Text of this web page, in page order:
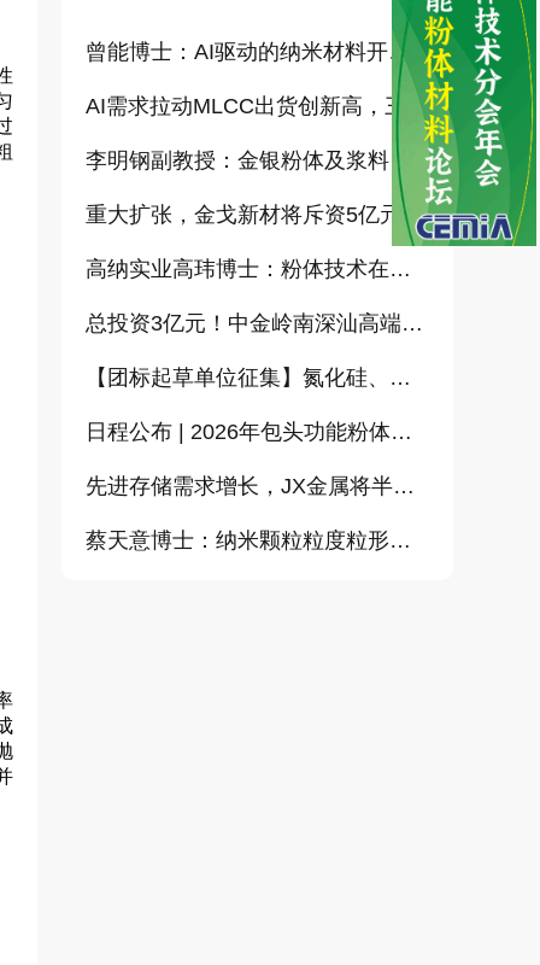
曾能博士：AI驱动的纳米材料开发新范式技术研究及基地建设（报告）
AI需求拉动MLCC出货创新高，三星、太阳诱电相继涨价
李明钢副教授：金银粉体及浆料增值化路径探讨（报告）
重大扩张，金戈新材将斥资5亿元打造“功能性粉体新材料智能制造基地”
高纳实业高玮博士：粉体技术在电池材料工业中的进展与需求（报告）
总投资3亿元！中金岭南深汕高端金属复合材料扩产项目正式开工
【团标起草单位征集】氮化硅、金刚石、碳化铪、氧化铝等
日程公布 | 2026年包头功能粉体论坛暨CEMIA粉体技术分会2026年会
先进存储需求增长，JX金属将半导体溅射靶材加工能力提升至约2倍
蔡天意博士：纳米颗粒粒度粒形定量测量（偏振图像动态光散射）新技术